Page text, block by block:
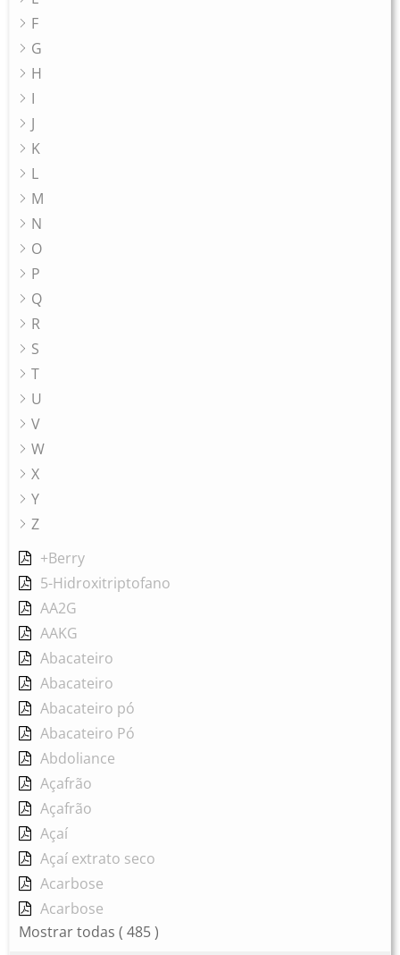
F
G
H
I
J
K
L
M
N
O
P
Q
R
S
T
U
V
W
X
Y
Z
+Berry
5-Hidroxitriptofano
AA2G
AAKG
Abacateiro
Abacateiro
Abacateiro pó
Abacateiro Pó
Abdoliance
Açafrão
Açafrão
Açaí
Açaí extrato seco
Acarbose
Acarbose
Mostrar todas ( 485 )